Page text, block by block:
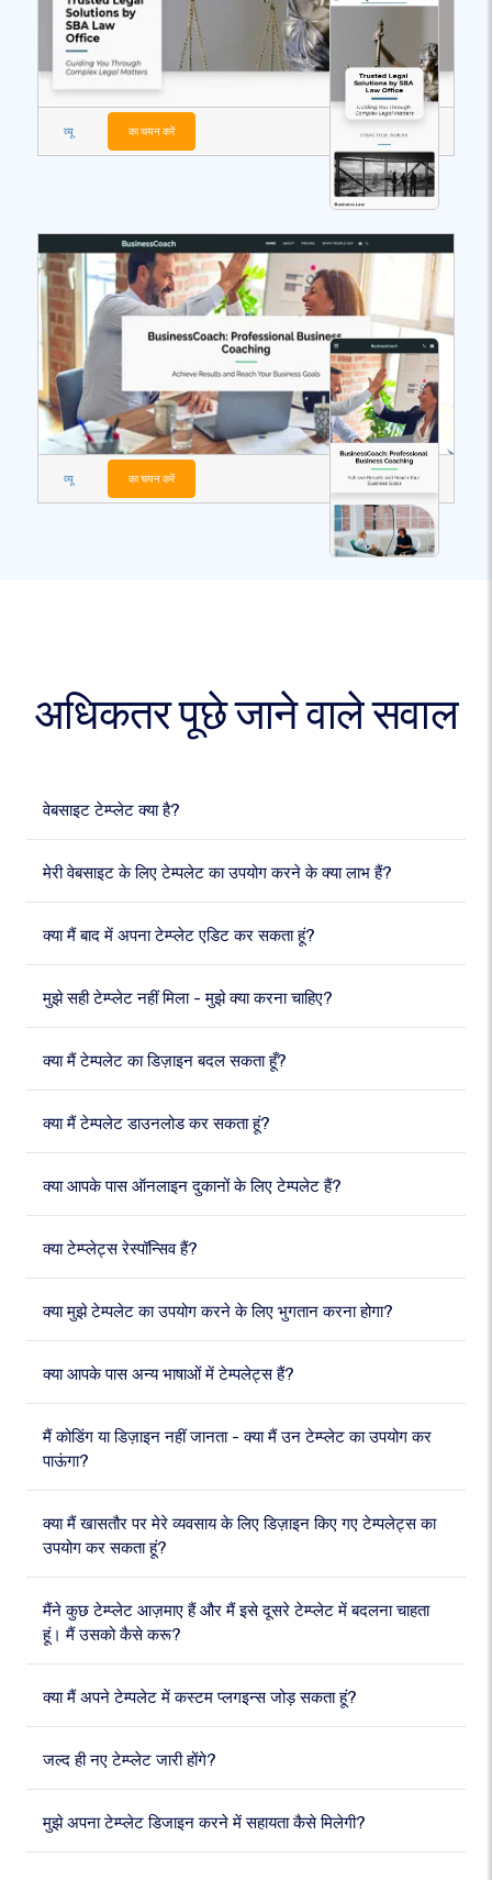
व्यू का चयन करें
व्यू का चयन करें
अधिकतर पूछे जाने वाले सवाल
वेबसाइट टेम्प्लेट क्या है?
मेरी वेबसाइट के लिए टेम्पलेट का उपयोग करने के क्या लाभ हैं?
क्या मैं बाद में अपना टेम्प्लेट एडिट कर सकता हूं?
मुझे सही टेम्प्लेट नहीं मिला - मुझे क्या करना चाहिए?
क्या मैं टेम्पलेट का डिज़ाइन बदल सकता हूँ?
क्या मैं टेम्पलेट डाउनलोड कर सकता हूं?
क्या आपके पास ऑनलाइन दुकानों के लिए टेम्पलेट हैं?
क्या टेम्प्लेट्स रेस्पॉन्सिव हैं?
क्या मुझे टेम्पलेट का उपयोग करने के लिए भुगतान करना होगा?
क्या आपके पास अन्य भाषाओं में टेम्पलेट्स हैं?
मैं कोडिंग या डिज़ाइन नहीं जानता - क्या मैं उन टेम्प्लेट का उपयोग कर
पाऊंगा?
क्या मैं खासतौर पर मेरे व्यवसाय के लिए डिज़ाइन किए गए टेम्पलेट्स का
उपयोग कर सकता हूं?
मैंने कुछ टेम्प्लेट आज़माए हैं और मैं इसे दूसरे टेम्प्लेट में बदलना चाहता
हूं। मैं उसको कैसे करू?
क्या मैं अपने टेम्पलेट में कस्टम प्लगइन्स जोड़ सकता हूं?
जल्द ही नए टेम्प्लेट जारी होंगे?
मुझे अपना टेम्प्लेट डिजाइन करने में सहायता कैसे मिलेगी?